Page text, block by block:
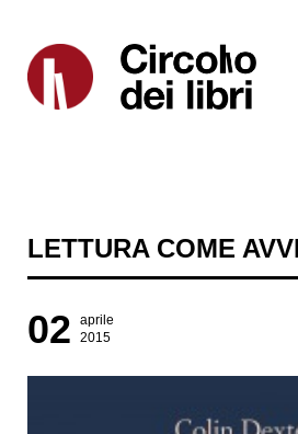
LETTURA COME
02
aprile
2015